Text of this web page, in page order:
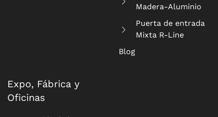
Madera-Aluminio
Puerta de entrada
Mixta R-Line
Blog
Expo, Fábrica y
Oficinas